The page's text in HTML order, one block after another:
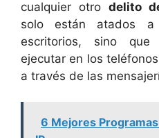
cualquier otro delito
solo están atados a
escritorios, sino
ejecutar en los
a través de las
6 Mejores